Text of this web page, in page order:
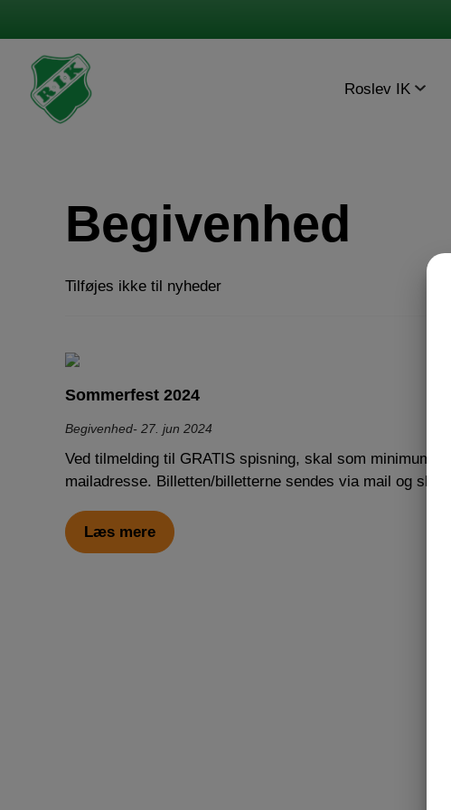
indholdet
Roslev IK
Begivenhed
Tilføjes ikke til nyheder
Sommerfest 2024
Begivenhed 27. jun 2024
Ved tilmelding til GRATIS spisning, skal som minimum
mailadresse. Billetten/billetterne sendes via mail og skal
Læs mere